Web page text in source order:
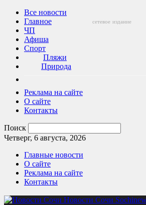
Все новости
Главное
ЧП
Афиша
Спорт
Пляжи
Природа
Реклама на сайте
О сайте
Контакты
Поиск
Четверг, 6 августа, 2026
Главные новости
О сайте
Реклама на сайте
Контакты
Новости Сочи
сетевое издание